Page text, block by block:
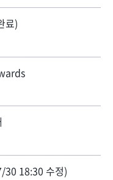
료)
30 18:30 수정)